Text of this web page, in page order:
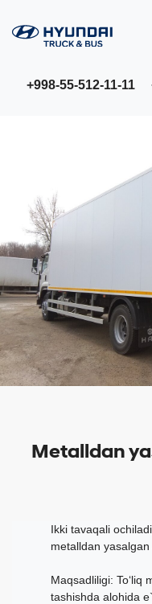
+998-55-512-11-11
Metalldan
Ikki tavaqali
metalldan yasalgan
Maqsadliligi: To‘liq
tashishda alohida